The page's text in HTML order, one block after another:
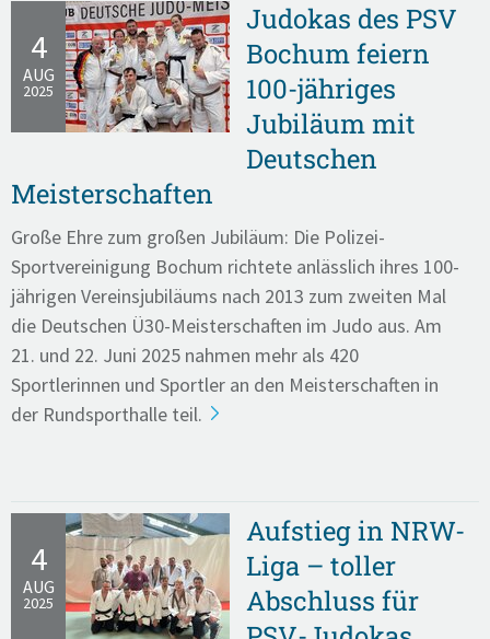
4
AUG
2025
Judokas des PSV
Bochum feiern
100-jähriges
Jubiläum mit
Deutschen
Meisterschaften
Große Ehre zum großen Jubiläum: Die Polizei-
Sportvereinigung Bochum richtete anlässlich ihres 100-
jährigen Vereinsjubiläums nach 2013 zum zweiten Mal
die Deutschen Ü30-Meisterschaften im Judo aus. Am
21. und 22. Juni 2025 nahmen mehr als 420
Sportlerinnen und Sportler an den Meisterschaften in
der Rundsporthalle teil.
4
AUG
2025
Aufstieg in NRW-
Liga – toller
Abschluss für